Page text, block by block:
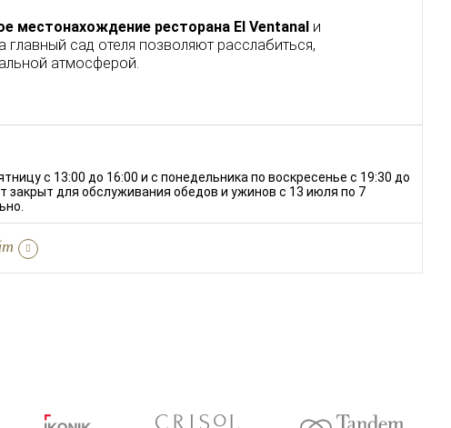
местонахождение ресторана El Ventanal и
сад отеля позволяют расслабиться,
атмосферой.
с 13:00 до 16:00 и с понедельника по воскресенье с 19:30 до
закрыт для обслуживания обедов и ужинов с 13 июля по 7